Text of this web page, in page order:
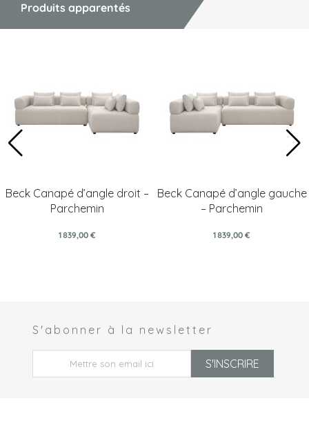
Produits apparentés
Beck Canapé d’angle droit –
Parchemin
1 839,00 €
Beck Canapé d’angle gauche
– Parchemin
1 839,00 €
S'abonner à la newsletter
S'INSCRIRE